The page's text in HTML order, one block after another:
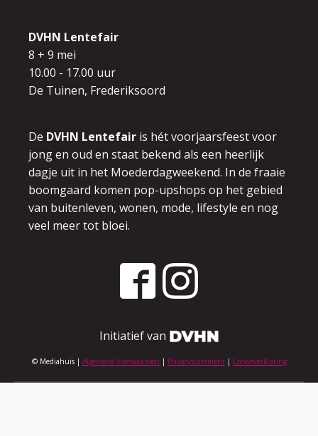
DVHN Lentefair
8 + 9 mei
10.00 - 17.00 uur
De Tuinen, Frederiksoord
De DVHN Lentefair is hét voorjaarsfeest voor
jong en oud en staat bekend als een heerlijk
dagje uit in het Moederdagweekend. In de fraaie
boomgaard komen pop-upshops op het gebied
van buitenleven, wonen, mode, lifestyle en nog
veel meer tot bloei.
Initiatief van
© Mediahuis | Algemene Voorwaarden | Privacystatement| Cookieverklaring